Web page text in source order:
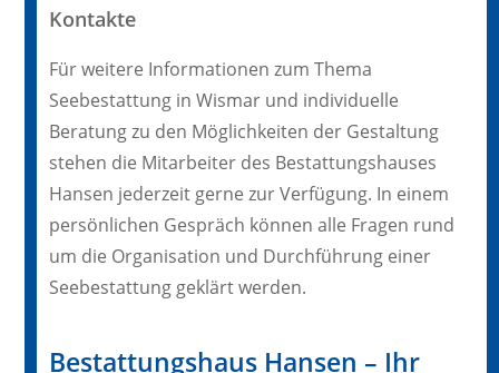
Kontakte
Für weitere Informationen zum Thema
Seebestattung in Wismar und individuelle
Beratung zu den Möglichkeiten der Gestaltung
stehen die Mitarbeiter des Bestattungshauses
Hansen jederzeit gerne zur Verfügung. In einem
persönlichen Gespräch können alle Fragen rund
um die Organisation und Durchführung einer
Seebestattung geklärt werden.
Bestattungshaus Hansen – Ihr